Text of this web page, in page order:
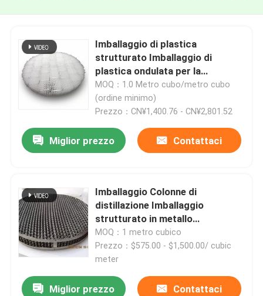
Imballaggio di plastica
strutturato Imballaggio di
plastica ondulata per la
depurazione dei gas residui
MOQ：1.0 Metro cubo/metro cubo
(ordine minimo)
Prezzo：CN¥1,400.76 - CN¥2,801.52
Miglior prezzo Contattaci
Imballaggio Colonne di
distillazione Imballaggio
strutturato in metallo
Imballaggio in filo in acciaio
inossidabile Imballaggio in garza
MOQ：1 metro cubico
Prezzo：$575.00 - $1,500.00/ cubic
meter
Miglior prezzo Contattaci